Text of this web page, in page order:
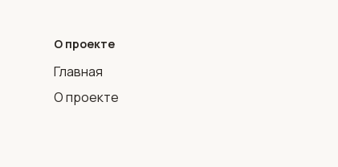
О проекте
Главная
О проекте